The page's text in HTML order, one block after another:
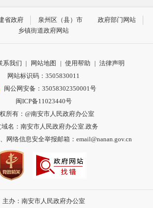
省政府 泉州区（县）市
政府部门网站
乡镇街道政府网站
系我们 | 网站地图 | 使用帮助 | 法律声明
网站标识码：3505830011
闽公网安备：35058302350001号
闽ICP备11023440号
所有：@南安市人民政府办公室
域名：南安市人民政府办公室.政务
网络信息安全举报邮箱：email@nanan.gov.cn
主办：南安市人民政府办公室